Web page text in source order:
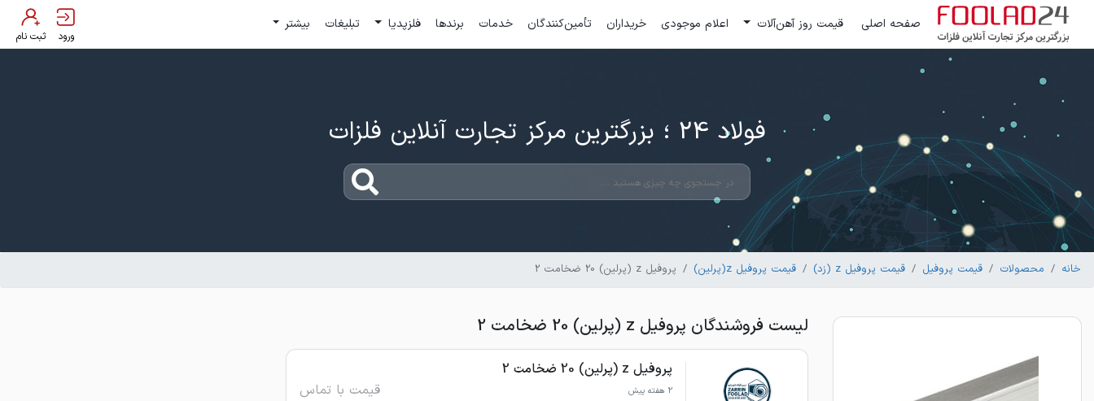
صفحه اصلی قیمت روز آهن‌آلات اعلام موجودی خریداران تأمین‌کنندگان خدمات برندها فلزپدیا تبلیغات بیشتر
ورود ثبت نام
فولاد 24 ؛ بزرگترین مرکز تجارت آنلاین فلزات
خانه محصولات قیمت پروفیل قیمت پروفیل z (زد) قیمت پروفیل z(پرلین) پروفیل z (پرلین) 20 ضخامت 2
لیست فروشندگان پروفیل z (پرلین) 20 ضخامت 2
پروفیل z (پرلین) 20 ضخامت 2
2 هفته پیش قیمت با تماس